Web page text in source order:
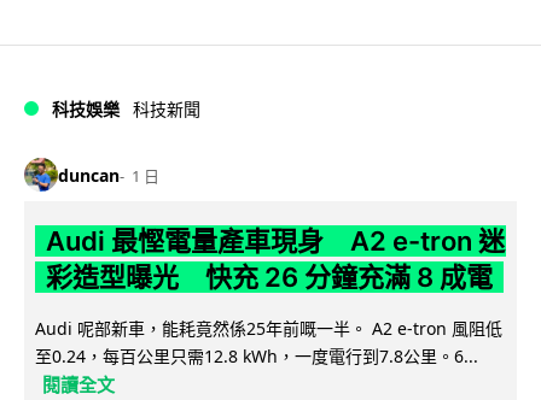
科技娛樂 科技新聞
duncan 1 日
Audi 最慳電量產車現身 A2 e-tron 迷
彩造型曝光 快充 26 分鐘充滿 8 成電
Audi 呢部新車，能耗竟然係25年前嘅一半。 A2 e-tron 風阻低
至0.24，每百公里只需12.8 kWh，一度電行到7.8公里。6...
閱讀全文